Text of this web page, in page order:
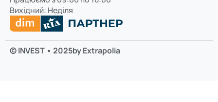
Вихідний: Неділя
© INVEST • 2025by Extrapolia